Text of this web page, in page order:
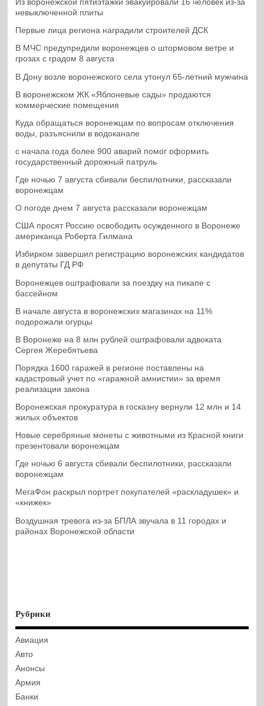
Из воронежской пятиэтажки эвакуировали 16 человек из-за
невыключенной плиты
Первые лица региона наградили строителей ДСК
В МЧС предупредили воронежцев о штормовом ветре и
грозах с градом 8 августа
В Дону возле воронежского села утонул 65-летний мужчина
В воронежском ЖК «Яблоневые сады» продаются
коммерческие помещения
Куда обращаться воронежцам по вопросам отключения
воды, разъяснили в водоканале
с начала года более 900 аварий помог оформить
государственный дорожный патруль
Где ночью 7 августа сбивали беспилотники, рассказали
воронежцам
О погоде днем 7 августа рассказали воронежцам
США просят Россию освободить осужденного в Воронеже
американца Роберта Гилмана
Избирком завершил регистрацию воронежских кандидатов
в депутаты ГД РФ
Воронежцев оштрафовали за поездку на пикапе с
бассейном
В начале августа в воронежских магазинах на 11%
подорожали огурцы
В Воронеже на 8 млн рублей оштрафовали адвоката
Сергея Жеребятьева
Порядка 1600 гаражей в регионе поставлены на
кадастровый учет по «гаражной амнистии» за время
реализации закона
Воронежская прокуратура в госказну вернули 12 млн и 14
жилых объектов
Новые серебряные монеты с животными из Красной книги
презентовали воронежцам
Где ночью 6 августа сбивали беспилотники, рассказали
воронежцам
МегаФон раскрыл портрет покупателей «раскладушек» и
«книжек»
Воздушная тревога из-за БПЛА звучала в 11 городах и
районах Воронежской области
Рубрики
Авиация
Авто
Анонсы
Армия
Банки